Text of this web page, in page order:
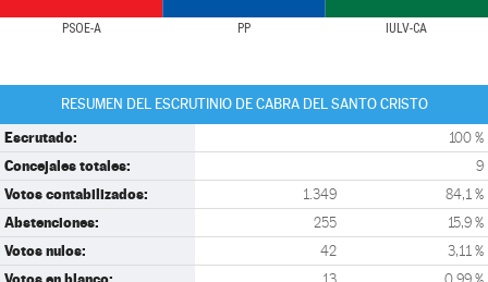
PSOE-A PP IULV-CA
RESUMEN DEL ESCRUTINIO DE CABRA DEL SANTO CRISTO
Escrutado: 100 %
Concejales totales: 9
Votos contabilizados: 1.349 84,1 %
Abstenciones: 255 15,9 %
Votos nulos: 42 3,11 %